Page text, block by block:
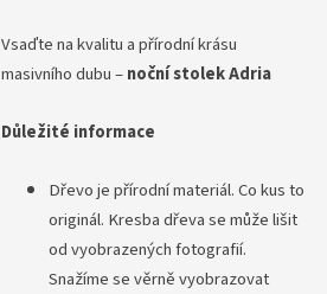
Vsaďte na kvalitu a přírodní krásu
masivního dubu –noční stolek Adria
Důležité informace
Dřevo je přírodní materiál. Co kus to
originál. Kresba dřeva se může lišit
od vyobrazených fotografií.
Snažíme se věrně vyobrazovat